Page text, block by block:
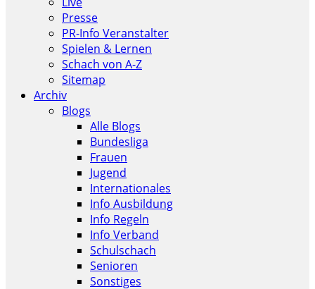
Presse
PR-Info Veranstalter
Spielen & Lernen
Schach von A-Z
Sitemap
Archiv
Blogs
Alle Blogs
Bundesliga
Frauen
Jugend
Internationales
Info Ausbildung
Info Regeln
Info Verband
Schulschach
Senioren
Sonstiges